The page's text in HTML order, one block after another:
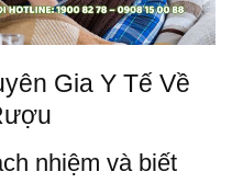
Gia Y Tế Về
nhiệm và biết